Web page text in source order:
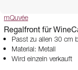
mQuvée
Regalfront für
Passt zu allen 30 cm
Material: Metall
Wird einzeln verkauft